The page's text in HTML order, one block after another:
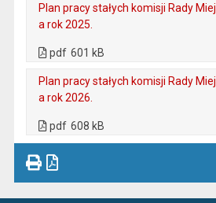
Plan pracy stałych komisji Rady
a rok 2025.
pdf 601 kB
Plan pracy stałych komisji Rady
a rok 2026.
pdf 608 kB